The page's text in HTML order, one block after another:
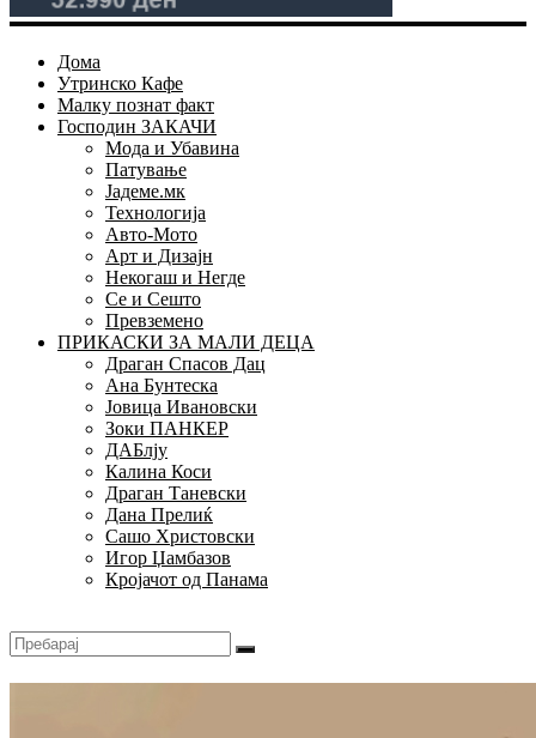
Дома
Утринско Кафе
Малку познат факт
Господин ЗАКАЧИ
Мода и Убавина
Патување
Јадеме.мк
Технологија
Авто-Мото
Арт и Дизајн
Некогаш и Негде
Се и Сешто
Превземено
ПРИКАСКИ ЗА МАЛИ ДЕЦА
Драган Спасов Дац
Ана Бунтеска
Јовица Ивановски
Зоки ПАНКЕР
ДАБлју
Калина Коси
Драган Таневски
Дана Прелиќ
Сашо Христовски
Игор Џамбазов
Кројачот од Панама